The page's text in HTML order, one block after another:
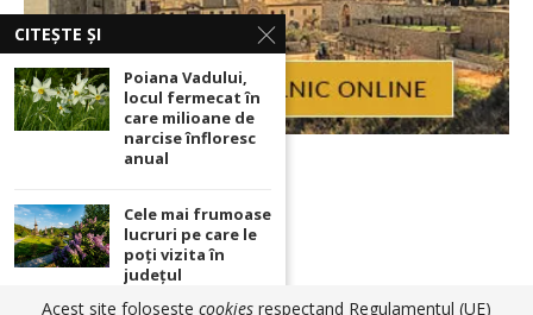
CITEȘTE ȘI
Poiana Vadului,
locul fermecat în
care milioane de
narcise înfloresc
anual
Cele mai frumoase
lucruri pe care le
poți vizita în
județul
Acest site foloseste cookies respectand Regulamentul (UE)